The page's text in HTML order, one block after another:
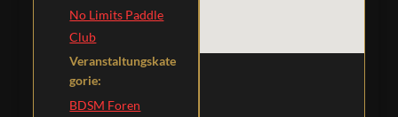
No Limits Paddle
Club
Veranstaltungskate
gorie:
BDSM Foren